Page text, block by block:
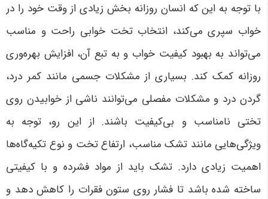
با توجه به این که انسان روزانه بخش زیادی از وقت خود را در
خواب سپری می‌کند، انتخاب تخت خوابی راحت و مناسب
می‌تواند به بهبود کیفیت خواب و به تبع آن، افزایش بهره‌وری
روزانه کمک کند. بسیاری از مشکلات جسمی مانند کمر درد،
گردن درد و مشکلات مفصلی می‌توانند ناشی از خوابیدن روی
تختی نامناسب و بی‌کیفیت باشند. از این رو، توجه به
ویژگی‌هایی مانند تشک مناسب، ارتفاع تخت و نوع تکیه‌گاه‌ها
اهمیت زیادی دارد. تشک باید از مواد فشرده و با کیفیتی
ساخته شده باشد تا فشار روی ستون فقرات را کاهش دهد و